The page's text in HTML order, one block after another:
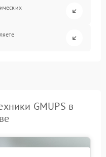
GMUPS в